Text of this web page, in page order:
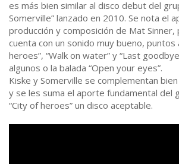
es más bien similar al disco debut del
Somerville” lanzado en 2010. Se nota el
producción y composición de Mat Sinner,
cuenta con un sonido muy bueno, puntos
heroes”, “Walk on water” y “Last
algunos o la balada “Open your eyes”.
Kiske y Somerville se complementan
y se les suma el aporte fundamental del
“City of heroes” un disco aceptable.